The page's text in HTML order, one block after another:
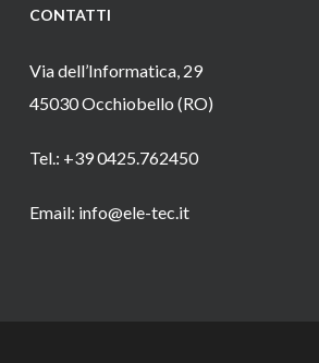
CONTATTI
Via dell’Informatica, 29
45030 Occhiobello (RO)
Tel.: +39 0425.762450
Email: info@ele-tec.it